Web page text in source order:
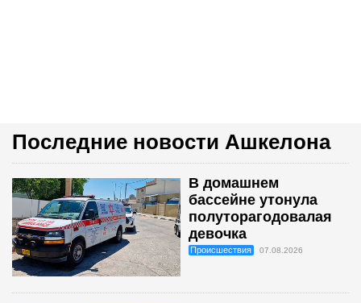
Последние новости Ашкелона
В домашнем
бассейне утонула
полуторагодовалая
девочка
Происшествия 07.08.2026